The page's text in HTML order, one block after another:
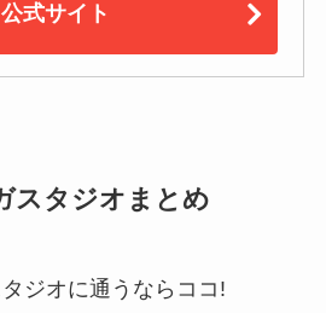
公式サイト
スタジオまとめ
ジオに通うならココ!